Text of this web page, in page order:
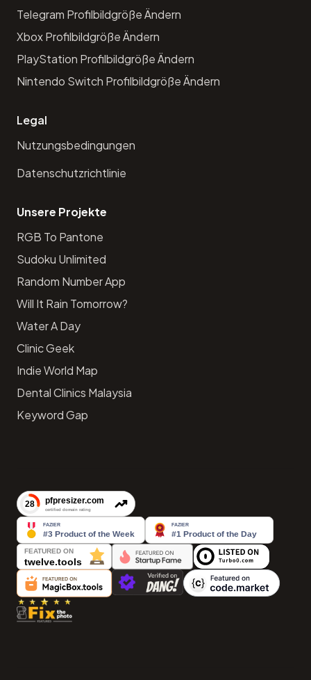
Telegram Profilbildgröße Ändern
Xbox Profilbildgröße Ändern
PlayStation Profilbildgröße Ändern
Nintendo Switch Profilbildgröße Ändern
Legal
Nutzungsbedingungen
Datenschutzrichtlinie
Unsere Projekte
RGB To Pantone
Sudoku Unlimited
Random Number App
Will It Rain Tomorrow?
Water A Day
Clinic Geek
Indie World Map
Dental Clinics Malaysia
Keyword Gap